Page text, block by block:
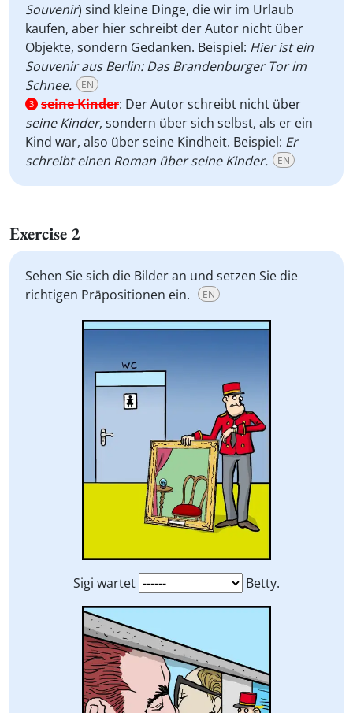
Souvenir) sind kleine Dinge, die wir im Urlaub
kaufen, aber hier schreibt der Autor nicht über
Objekte, sondern Gedanken. Beispiel: Hier ist ein
Souvenir aus Berlin: Das Brandenburger Tor im
Schnee.
EN
3 seine Kinder: Der Autor schreibt nicht über
seine Kinder, sondern über sich selbst, als er ein
Kind war, also über seine Kindheit. Beispiel: Er
schreibt einen Roman über seine Kinder.
EN
Exercise 2
Sehen Sie sich die Bilder an und setzen Sie die
richtigen Präpositionen ein.
EN
Sigi wartet Betty.